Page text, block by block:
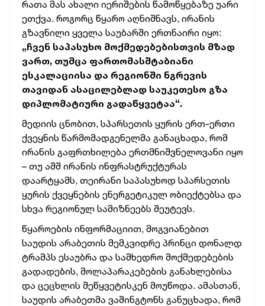
რათა მას ახალი იერიშების წამოწყებაზე უარი
ეთქვა. როგორც წყარო აღნიშნავს, ირანის
გზავნილი ყველა საუბარში ერთნაირი იყო:
„ჩვენ საპასუხო მოქმედებებისთვის მზად
ვართ, თუმცა ფართომასშტაბიანი
ესკალაციისა და რეგიონში ნგრევის
თავიდან ასაცილებლად საუკეთესო გზა
დიპლომატიური გადაწყვეტაა“.
მედიის ცნობით, სპარსეთის ყურის ერთ-ერთი
ქვეყნის წარმომადგენელმა განაცხადა, რომ
ირანის გაფრთხილება ერთმნიშვნელოვანი იყო
– თუ აშშ ირანის ინფრასტრუქტურას
დაარტყამს, თეირანი საპასუხოდ სპარსეთის
ყურის ქვეყნების ენერგეტიკულ ობიექტებსა და
სხვა რეგიონულ სამიზნეებს შეუტევს.
წყაროების ინფორმაციით, მოგვიანებით
საუდის არაბეთის მემკვიდრე პრინცი დონალდ
ტრამპს ესაუბრა და სამხედრო მოქმედებების
გადადების, მოლაპარაკებების განახლებისა
და ცეცხლის შეწყვეტისკენ მოუწოდა. ამასთან,
საუდის არაბეთმა ვაშინგტონს განუცხადა, რომ